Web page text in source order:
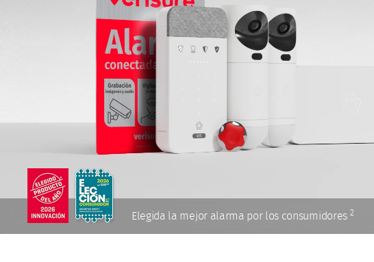
Elegida la mejor alarma por los consumidores 2